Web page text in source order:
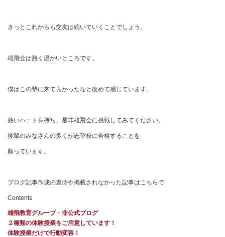
きっとこれからも交友は続いていくことでしょう。
雄飛会は熱く温かいところです。
僕はこの塾に来て良かったなと改めて感じています。
熱いハートを持ち、是非雄飛会に挑戦してみてください。
後輩のみなさんの多くが志望校に合格することを
願っています。
ブログ記事作成の裏側や掲載されなかった記事はこちらで
Contents
雄飛教育グループ・非公式ブログ
２種類の体験授業をご用意しています！
体験授業だけで行動変容！